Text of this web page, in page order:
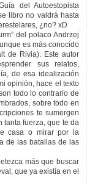
del Autoestopista
libro no valdrá hasta
¿no? xD
del polaco Andrzej
es más conocido
de Rivia). Este autor
sus relatos,
de esa idealización
opinión, hace el texto
todo lo contrario de
sobre todo en
te sumergen
tanta fuerza, que te da
casa o mirar por la
de las batallas de las
más que buscar
que ya existía en el